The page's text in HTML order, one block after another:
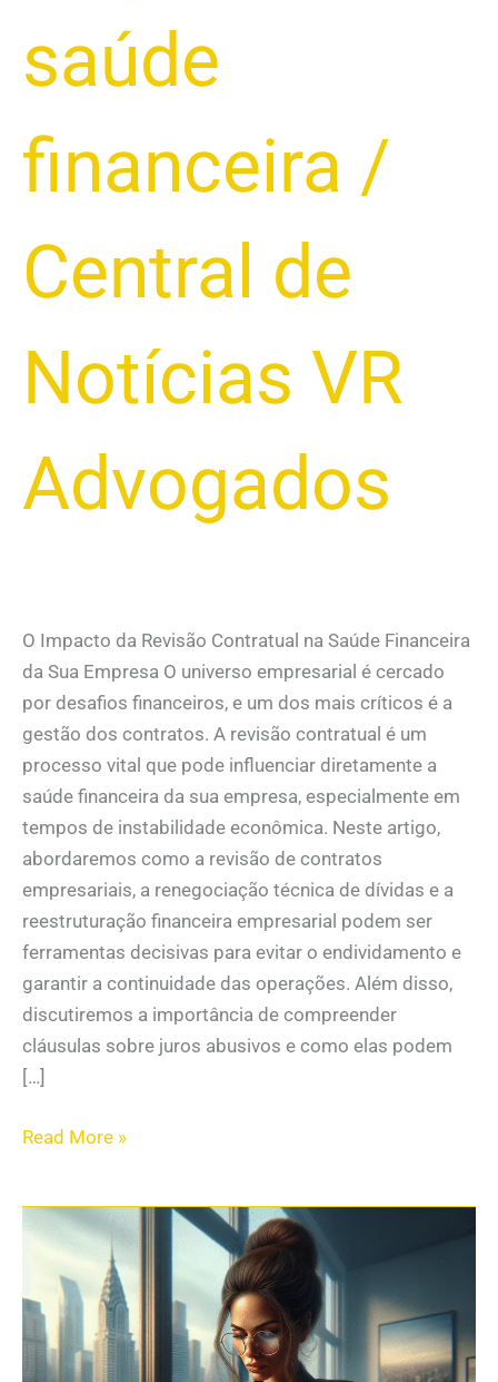
saúde
financeira /
Central de
Notícias VR
Advogados
O Impacto da Revisão Contratual na Saúde Financeira
da Sua Empresa O universo empresarial é cercado
por desafios financeiros, e um dos mais críticos é a
gestão dos contratos. A revisão contratual é um
processo vital que pode influenciar diretamente a
saúde financeira da sua empresa, especialmente em
tempos de instabilidade econômica. Neste artigo,
abordaremos como a revisão de contratos
empresariais, a renegociação técnica de dívidas e a
reestruturação financeira empresarial podem ser
ferramentas decisivas para evitar o endividamento e
garantir a continuidade das operações. Além disso,
discutiremos a importância de compreender
cláusulas sobre juros abusivos e como elas podem
[…]
Read More »
expandir
empresa?
Saiba
por